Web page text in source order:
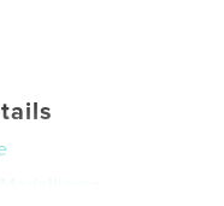
Modellieren